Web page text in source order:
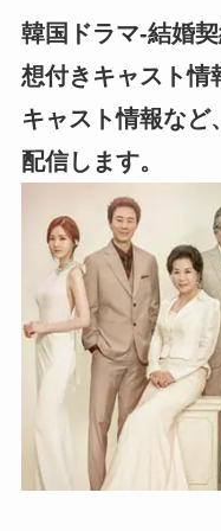
韓国ドラマ-結婚
想付きキャスト情
キャスト情報など
配信します。